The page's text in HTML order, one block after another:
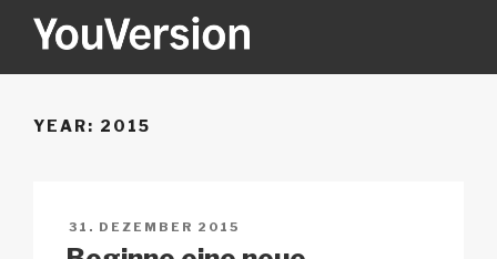
Inhalt
YOUVERSION
YEAR: 2015
VERÖFFENTLICHT
AM
31. DEZEMBER 2015